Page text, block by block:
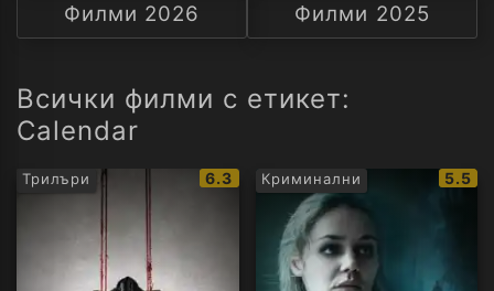
А
Филми 2026
Филми 2025
Всички филми с етикет:
Calendar
Трилъри
IMDb
рейтинг:
6.3 Криминални
IMDb
5.5